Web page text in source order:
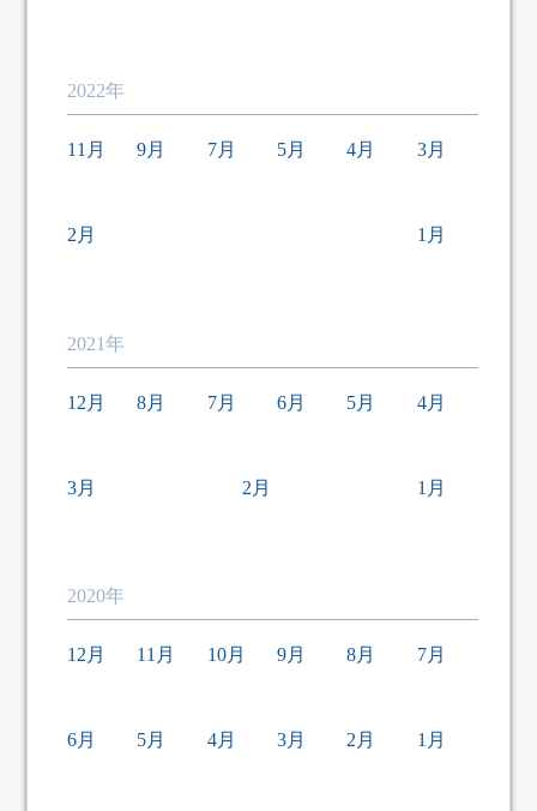
2022年
11月 9月 7月 5月 4月 3月
2月 1月
2021年
12月 8月 7月 6月 5月 4月
3月 2月 1月
2020年
12月 11月 10月 9月 8月 7月
6月 5月 4月 3月 2月 1月